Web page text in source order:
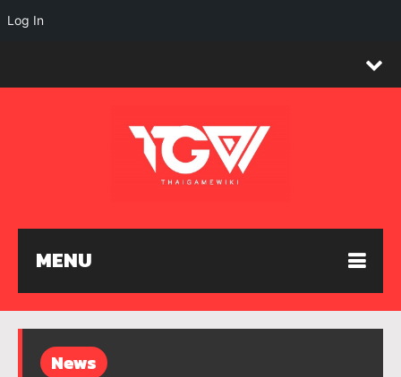
MENU
News
Log In